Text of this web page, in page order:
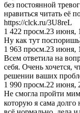
без постоянной
нравиться читать её
https://clck.ru/3U8reL
1 422 просм.23 июня,
Ну как тут
1 963 просм.23 июня,
Всем ответила на
себя. Очень хочется,
решении ваших
1 990 просм.22 июня,
Не смогла пройти
которую я сама долго